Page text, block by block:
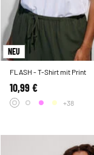
NEU
FLASH - T-Shirt mit Print
10,99 €
+38